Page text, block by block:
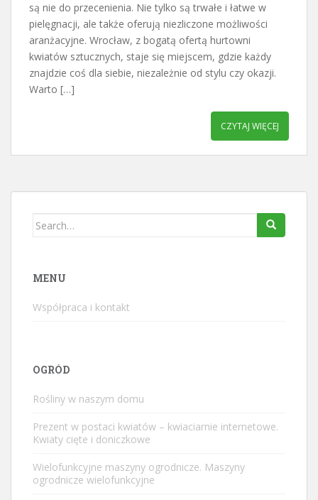
są nie do przecenienia. Nie tylko są trwałe i łatwe w
pielęgnacji, ale także oferują niezliczone możliwości
aranżacyjne. Wrocław, z bogatą ofertą hurtowni
kwiatów sztucznych, staje się miejscem, gdzie każdy
znajdzie coś dla siebie, niezależnie od stylu czy okazji.
Warto […]
CZYTAJ WIĘCEJ
Search
MENU
Współpraca i kontakt
OGRÓD
Rośliny w naszym domu
Prezent w postaci kwiatów – kwiaciarnie internetowe.
Kwiaty cięte i doniczkowe
Wielofunkcyjne maszyny ogrodnicze. Maszyny
ogrodnicze wielofunkcyjne